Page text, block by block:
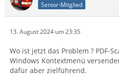
Senior-Mitglied
13. August 2024 um 23:35
Wo ist jetzt das Problem ? PDF-
Windows Kontextmenü
dafür aber zielführend.